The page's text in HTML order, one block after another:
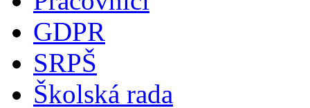
GDPR
SRPŠ
Školská rada